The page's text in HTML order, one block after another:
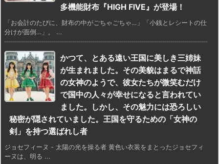
多機能財布『HIGH FIVE』が登場！
「お会計のたびに、財布の中がごちゃごちゃ…」「小銭とレシートの仕
分けが面倒…」。 ...
かつて、とある遠い王国に美しき三姉妹
が生まれました。その美貌はまるで神話
の女神のようで、彼女たちが微笑むだけ
で国中の人々が幸せになると言われてい
ました。しかし、その魅力には恐ろしい
秘密が隠されていました。王国を守るための「女神の
剣」を持つ選ばれし者
ジョセフィーヌ - 太陽の光を操る者 黄色い衣装をまとったジョセフィ
ーヌは、明る ...